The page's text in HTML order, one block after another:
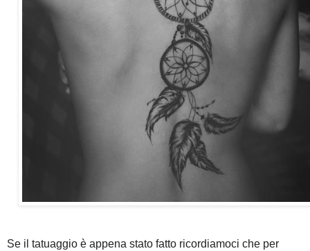
Se il tatuaggio è appena stato fatto ricordiamoci che per